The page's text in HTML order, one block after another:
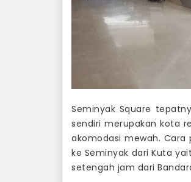
Seminyak Square
sendiri merupakan kota
akomodasi mewah.
ke Seminyak dari Kuta
setengah jam dari